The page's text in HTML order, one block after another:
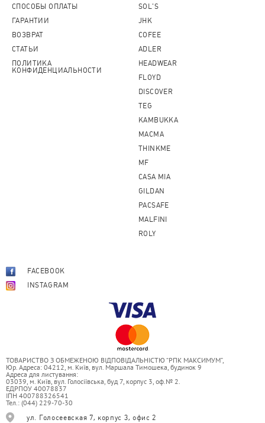
СПОСОБЫ ОПЛАТЫ
ГАРАНТИИ
ВОЗВРАТ
СТАТЬИ
ПОЛИТИКА
КОНФИДЕНЦИАЛЬНОСТИ
SOL'S
JHK
COFEE
ADLER
HEADWEAR
FLOYD
DISCOVER
TEG
KAMBUKKA
MACMA
THINKME
MF
CASA MIA
GILDAN
PACSAFE
MALFINI
ROLY
FACEBOOK
INSTAGRAM
ТОВАРИСТВО З ОБМЕЖЕНОЮ ВІДПОВІДАЛЬНІСТЮ “РПК МАКСИМУМ”,
Юр. Адреса: 04212, м. Київ, вул. Маршала Тимошека, будинок 9
Адреса для листування:
03039, м. Київ, вул. Голосіївська, буд 7, корпус 3, оф.№ 2.
ЕДРПОУ 40078837
ІПН 400788326541
Тел.: (044) 229-70-30
ул. Голосеевская 7, корпус 3, офис 2